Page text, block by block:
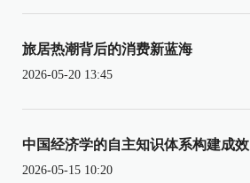
旅居热潮背后的消费新蓝海
2026-05-20 13:45
中国经济学的自主知识体系构建成效
2026-05-15 10:20